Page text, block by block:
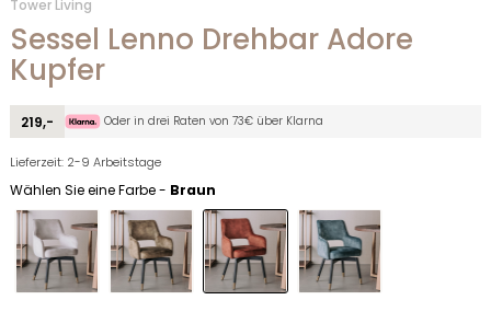
Tower Living
Sessel Lenno Drehbar Adore
Kupfer
219,- Oder in drei Raten von 73€ über Klarna
Lieferzeit: 2-9 Arbeitstage
Wählen Sie eine Farbe - Braun